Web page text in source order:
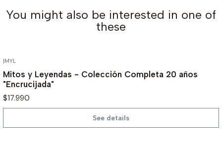
You might also be interested in one of
these
|MYL
Mitos y Leyendas - Colección Completa 20 años
"Encrucijada"
$17.990
See details